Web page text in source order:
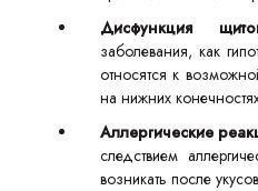
Дисфункция
заболевания, как
относятся к
на нижних
Аллергические
следствием
возникать после